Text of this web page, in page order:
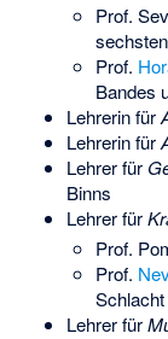
Prof.
Prof.
Bandes
Lehrerin für
Lehrerin für
Lehrer für
Binns
Lehrer für
Prof.
Prof.
Lehrer für